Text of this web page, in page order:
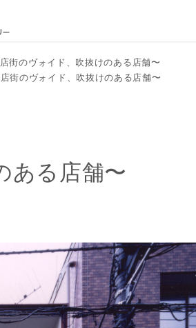
街のヴォイド、吹抜けのある店舗〜
街のヴォイド、吹抜けのある店舗〜
ある店舗〜